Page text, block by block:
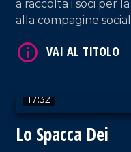
a raccolta i soci per
alla compagine
17:32
Lo Spacca Dei
VAI AL TITOLO